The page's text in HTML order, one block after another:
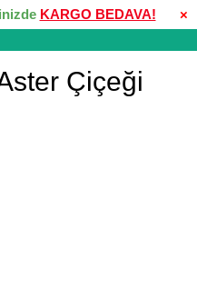
×
KARGO BEDAVA!
Çiçeği